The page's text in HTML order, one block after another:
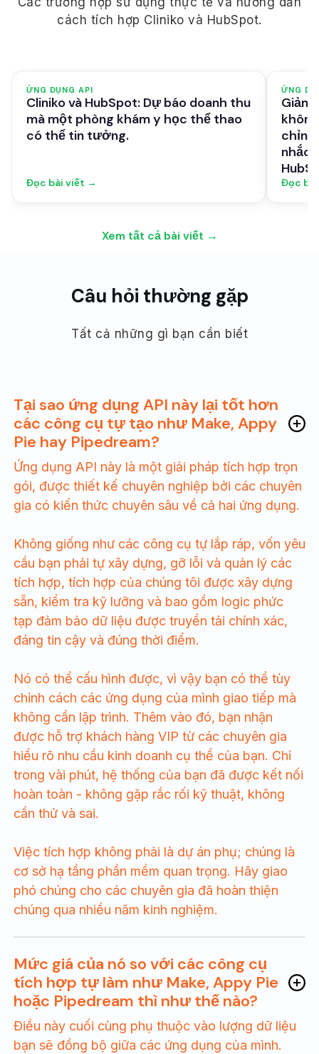
cách tích hợp Cliniko và HubSpot.
ỨNG DỤNG API
Cliniko và HubSpot: Dự báo doanh thu
mà một phòng khám y học thể thao
có thể tin tưởng.
Đọc bài viết →
ỨNG
Giảm
chỉnh
nhắc
Đọc
Xem tất cả bài viết →
Câu hỏi thường gặp
Tất cả những gì bạn cần biết
Tại sao ứng dụng API này lại tốt hơn
các công cụ tự tạo như Make, Appy
Pie hay Pipedream?
Ứng dụng API này là một giải pháp tích hợp trọn
gói, được thiết kế chuyên nghiệp bởi các chuyên
gia có kiến thức chuyên sâu về cả hai ứng dụng.
Không giống như các công cụ tự lắp ráp, vốn yêu
cầu bạn phải tự xây dựng, gỡ lỗi và quản lý các
tích hợp, tích hợp của chúng tôi được xây dựng
sẵn, kiểm tra kỹ lưỡng và bao gồm logic phức
tạp đảm bảo dữ liệu được truyền tải chính xác,
đáng tin cậy và đúng thời điểm.
Nó có thể cấu hình được, vì vậy bạn có thể tùy
chỉnh cách các ứng dụng của mình giao tiếp mà
không cần lập trình. Thêm vào đó, bạn nhận
được hỗ trợ khách hàng VIP từ các chuyên gia
hiểu rõ nhu cầu kinh doanh cụ thể của bạn. Chỉ
trong vài phút, hệ thống của bạn đã được kết nối
hoàn toàn - không gặp rắc rối kỹ thuật, không
cần thử và sai.
Việc tích hợp không phải là dự án phụ; chúng là
cơ sở hạ tầng phần mềm quan trọng. Hãy giao
phó chúng cho các chuyên gia đã hoàn thiện
chúng qua nhiều năm kinh nghiệm.
Mức giá của nó so với các công cụ
tích hợp tự làm như Make, Appy Pie
hoặc Pipedream thì như thế nào?
Điều này cuối cùng phụ thuộc vào lượng dữ liệu
bạn sẽ đồng bộ giữa các ứng dụng của mình.